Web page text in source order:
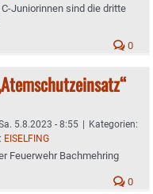
Juniorinnen sind die dritte
0
5.8.2023 - 8:55 | Kategorien:
EISELFING
Feuerwehr Bachmehring
0